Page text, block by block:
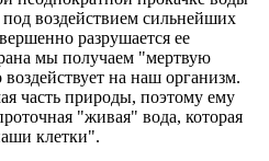
воздействием сильнейших
разрушается ее
мы получаем "мертвую
на наш организм.
часть природы, поэтому ему
"живая" вода, которая
клетки".